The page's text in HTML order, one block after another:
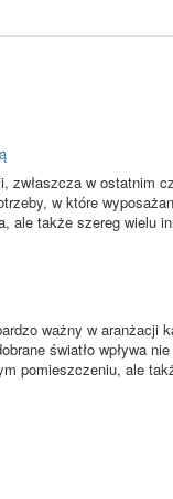
zwłaszcza w ostatnim
w które
ale także szereg wielu
ważny w aranżacji
światło wpływa
pomieszczeniu, ale